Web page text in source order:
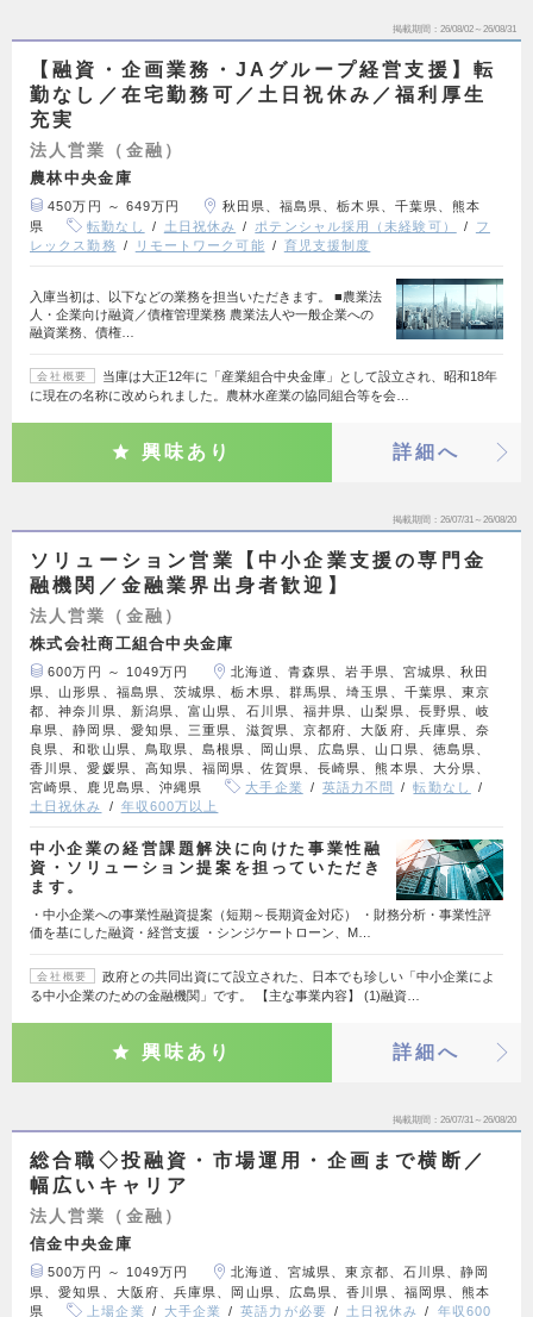
掲載期間 26/08/02～26/08/31
【融資・企画業務・JAグループ経営支援】転
勤なし／在宅勤務可／土日祝休み／福利厚生
充実
法人営業（金融）
農林中央金庫
450万円 ～ 649万円
秋田県、福島県、栃木県、千葉県、熊本
県
転勤なし 土日祝休み ポテンシャル採用（未経験可）
フ
レックス勤務
リモートワーク可能 育児支援制度
入庫当初は、以下などの業務を担当いただきます。 ■農業法
人・企業向け融資／債権管理業務 農業法人や一般企業への
融資業務、債権…
会社概要
当庫は大正12年に「産業組合中央金庫」として設立され、昭和18年
に現在の名称に改められました。農林水産業の協同組合等を会…
興味あり 詳細へ
掲載期間 26/07/31～26/08/20
ソリューション営業【中小企業支援の専門金
融機関／金融業界出身者歓迎】
法人営業（金融）
株式会社商工組合中央金庫
600万円 ～ 1049万円
北海道、青森県、岩手県、宮城県、秋田
県、山形県、福島県、茨城県、栃木県、群馬県、埼玉県、千葉県、東京
都、神奈川県、新潟県、富山県、石川県、福井県、山梨県、長野県、岐
阜県、静岡県、愛知県、三重県、滋賀県、京都府、大阪府、兵庫県、奈
良県、和歌山県、鳥取県、島根県、岡山県、広島県、山口県、徳島県、
香川県、愛媛県、高知県、福岡県、佐賀県、長崎県、熊本県、大分県、
宮崎県、鹿児島県、沖縄県
大手企業 英語力不問
転勤なし
土日祝休み
年収600万以上
中小企業の経営課題解決に向けた事業性融
資・ソリューション提案を担っていただき
ます。
・中小企業への事業性融資提案（短期～長期資金対応） ・財務分析・事業性評
価を基にした融資・経営支援 ・シンジケートローン、M…
会社概要
政府との共同出資にて設立された、日本でも珍しい「中小企業によ
る中小企業のための金融機関」です。 【主な事業内容】 (1)融資…
興味あり 詳細へ
掲載期間 26/07/31～26/08/20
総合職◇投融資・市場運用・企画まで横断／
幅広いキャリア
法人営業（金融）
信金中央金庫
500万円 ～ 1049万円
北海道、宮城県、東京都、石川県、静岡
県、愛知県、大阪府、兵庫県、岡山県、広島県、香川県、福岡県、熊本
県
上場企業 大手企業 英語力が必要 土日祝休み 年収600